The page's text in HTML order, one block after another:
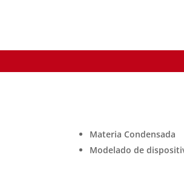
Materia Condensada
Modelado de